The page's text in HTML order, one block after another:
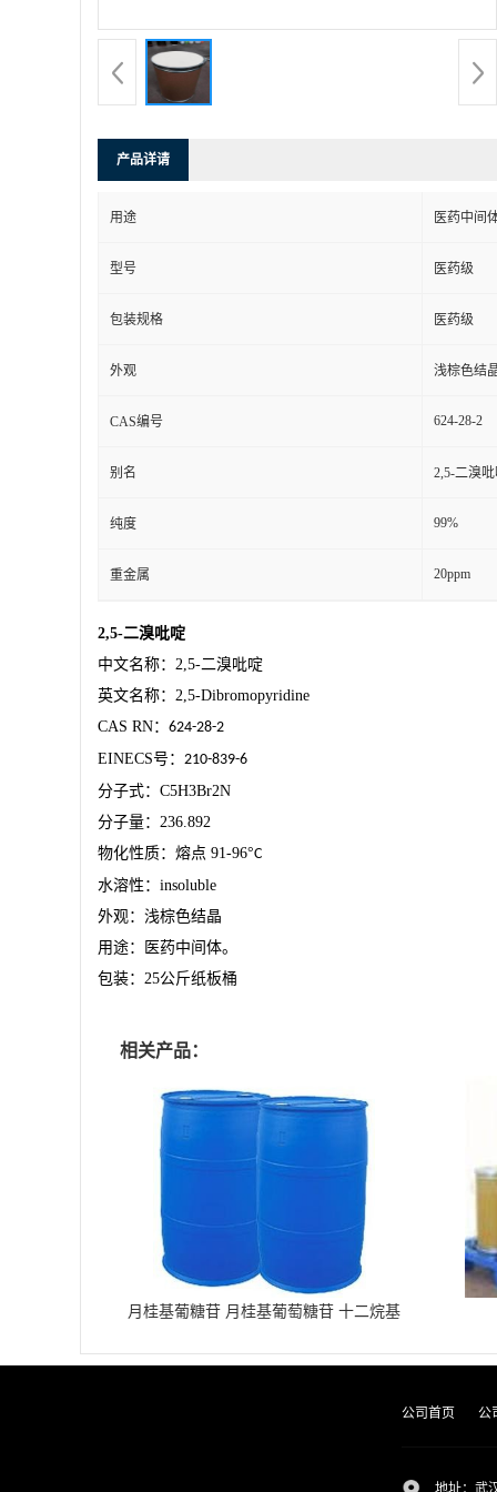
产品详请
用途 医药中间
型号 医药级
包装规格 医药级
外观 浅棕色结
CAS编号 624-28-2
别名 2,5-二溴
纯度 99%
重金属 20ppm
2,5-二溴吡啶
中文名称： 2,5-二溴吡啶
英文名称： 2,5-Dibromopyridine
CAS RN： 624-28-2
EINECS号： 210-839-6
分子式： C5H3Br2N
分子量： 236.892
物化性质：熔点 91-96°C
水溶性： insoluble
外观：浅棕色结晶
用途：医药中间体。
包装： 25公斤纸板桶
相关产品：
月桂基葡糖苷 月桂基葡萄糖苷 十二烷基
公司首页 公
地址：武